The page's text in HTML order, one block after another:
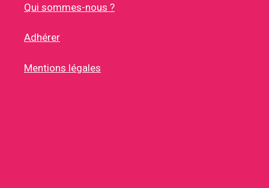
Qui sommes-nous ?
Adhérer
Mentions légales